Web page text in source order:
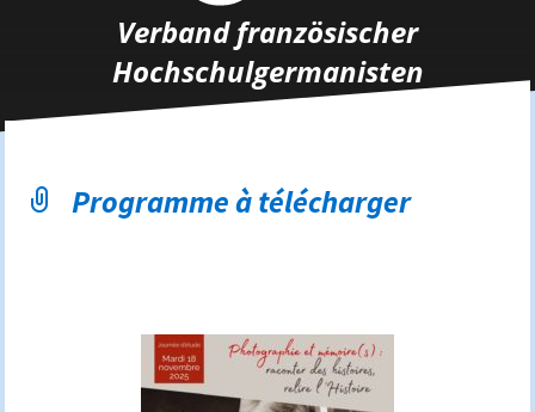
Verband französischer
Hochschulgermanisten
Programme à télécharger